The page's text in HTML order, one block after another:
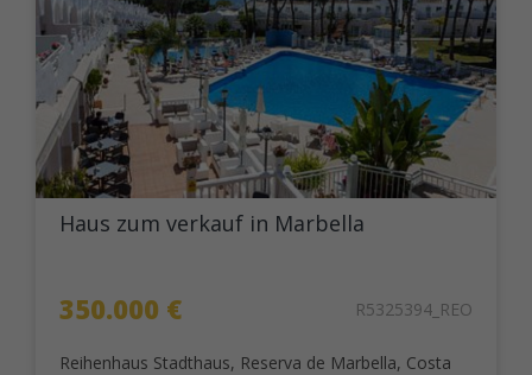
Haus zum verkauf in Marbella
350.000 € R5325394_REO
Reihenhaus Stadthaus, Reserva de Marbella, Costa